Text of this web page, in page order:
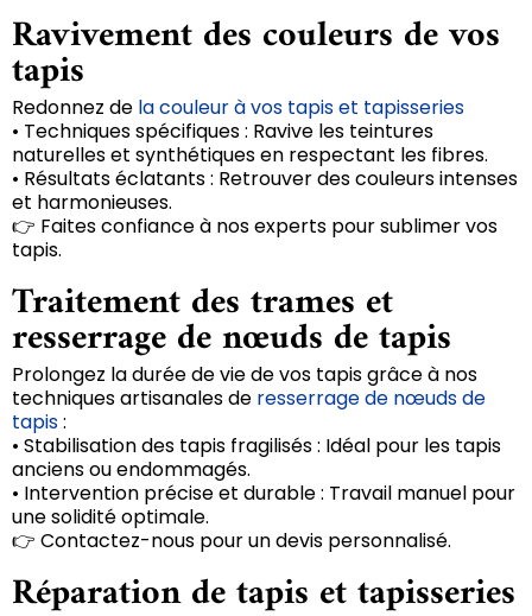
Ravivement des couleurs de vos
tapis
Redonnez de la couleur à vos tapis et tapisseries
• Techniques spécifiques : Ravive les teintures
naturelles et synthétiques en respectant les fibres.
• Résultats éclatants : Retrouver des couleurs intenses
et harmonieuses.
👉 Faites confiance à nos experts pour sublimer vos
tapis.
Traitement des trames et
resserrage de nœuds de tapis
Prolongez la durée de vie de vos tapis grâce à nos
techniques artisanales de resserrage de nœuds de
tapis:
• Stabilisation des tapis fragilisés : Idéal pour les tapis
anciens ou endommagés.
• Intervention précise et durable : Travail manuel pour
une solidité optimale.
👉 Contactez-nous pour un devis personnalisé.
Réparation de tapis et tapisseries